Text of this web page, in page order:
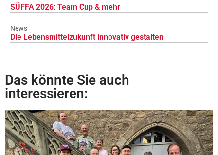
SÜFFA 2026: Team Cup & mehr
News
Die Lebensmittelzukunft innovativ gestalten
Das könnte Sie auch
interessieren: